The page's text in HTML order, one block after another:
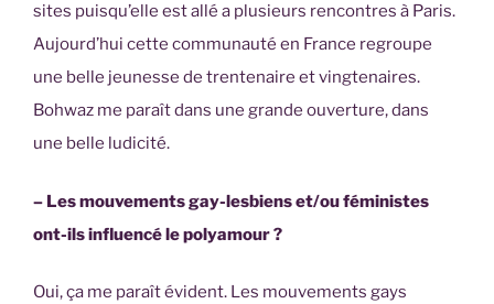
sites puisqu’elle est allé a plusieurs rencontres à Paris.
Aujourd’hui cette communauté en France regroupe
une belle jeunesse de trentenaire et vingtenaires.
Bohwaz me paraît dans une grande ouverture, dans
une belle ludicité.
– Les mouvements gay-lesbiens et/ou féministes
ont-ils influencé le polyamour ?
Oui, ça me paraît évident. Les mouvements gays